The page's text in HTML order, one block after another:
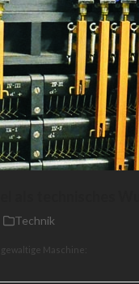
Technik
Maschine: